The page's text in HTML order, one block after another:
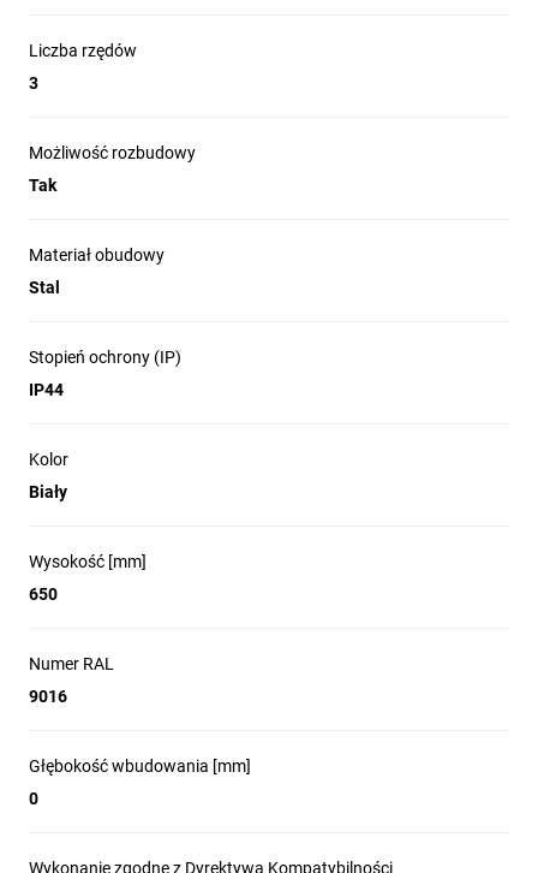
Liczba rzędów
3
Możliwość rozbudowy
Tak
Materiał obudowy
Stal
Stopień ochrony (IP)
IP44
Kolor
Biały
Wysokość [mm]
650
Numer RAL
9016
Głębokość wbudowania [mm]
0
Wykonanie zgodne z Dyrektywą Kompatybilności